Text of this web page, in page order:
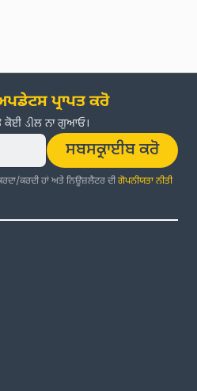
ਪ੍ਰਾਪਤ ਕਰੋ
ਕੋਈ ડીਲ ਨਾ ਗੁਆਓ।
ਸਬਸਕ੍ਰਾਈਬ ਕਰੋ
ਕਰਦੀ ਹਾਂ ਅਤੇ ਨਿਊਜ਼ਲੈਟਰ ਦੀਗੋਪਨੀਯਤਾ ਨੀਤੀ